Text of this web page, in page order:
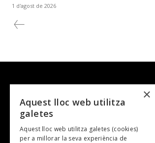
1 d'agost de 2026
×
Aquest lloc web utilitza
galetes
Aquest lloc web utilitza galetes (cookies)
per a millorar la seva experiència de